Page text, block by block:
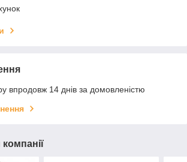
впродовж 14 днів за домовленістю